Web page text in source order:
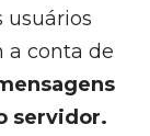
usuários
a conta de
servidor.